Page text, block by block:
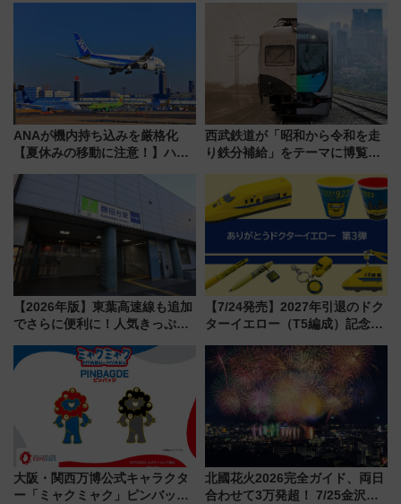
ANAが機内持ち込みを厳格化
【夏休みの移動に注意！】ハン
「身の回り品」新サイズ制限
(40×30×20cm)おさらい
西武鉄道が「昭和から令和を走
り鉄分補給」をテーマに博覧会
14日から 新車両「トキイロ」体
験ブースも アクセスや申込方法
を解説
【2026年版】東葉高速線も追加
でさらに便利に！人気きっぷ
今年も発売 秋・早春に千葉県を
巡るなら使い勝手・コスパ抜群
【7/24発売】2027年引退のドク
ターイエロー（T5編成）記念グ
送の目覚まし時計など通販・販
売店舗まとめ
大阪・関西万博公式キャラクタ
ー「ミャクミャク」ピンバッジ
北國花火2026完全ガイド、両日
合わせて3万発超！ 7/25金沢大